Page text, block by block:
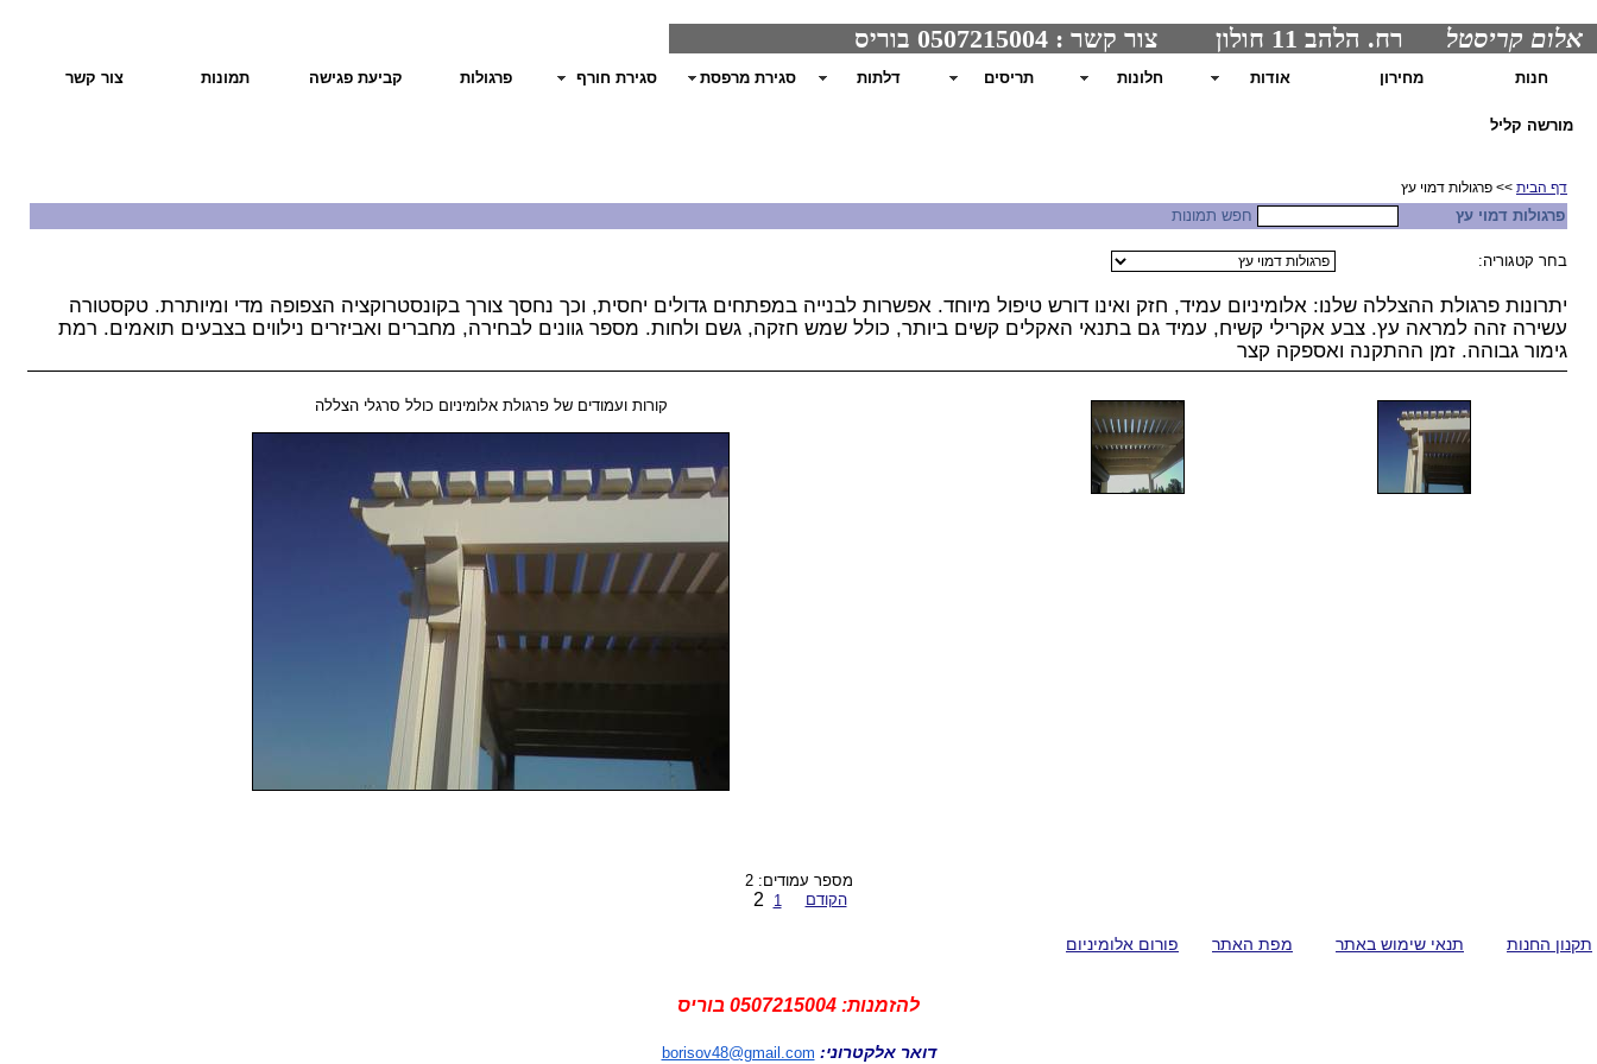
אלום קריסטל רח. הלהב 11 חולון צור קשר : 0507215004 בוריס
חנות מחירון אודות חלונות תריסים דלתות סגירת מרפסת סגירת חורף פרגולות קביעת פגישה תמונות צור קשר
מורשה קליל
דף הבית >> פרגולות דמוי עץ
פרגולות דמוי עץ חפש תמונות
בחר קטגוריה:
יתרונות פרגולת ההצללה שלנו: אלומיניום עמיד, חזק ואינו דורש טיפול מיוחד. אפשרות לבנייה במפתחים גדולים יחסית, וכך נחסך צורך בקונסטרוקציה הצפופה מדי ומיותרת. טקסטורה
עשירה זהה למראה עץ. צבע אקרילי קשיח, עמיד גם בתנאי האקלים קשים ביותר, כולל שמש חזקה, גשם ולחות. מספר גוונים לבחירה, מחברים ואביזרים נילווים בצבעים תואמים. רמת
גימור גבוהה. זמן ההתקנה ואספקה ​​קצר
קורות ועמודים של פרגולת אלומיניום כולל סרגלי הצללה
מספר עמודים: 2
הקודם
1
2
תקנון החנות תנאי שימוש באתר מפת האתר פורום אלומיניום
להזמנות: 0507215004 בוריס
דואר אלקטרוני: borisov48@gmail.com